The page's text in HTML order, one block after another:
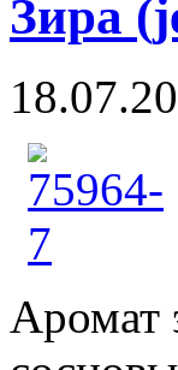
Зира
Аромат